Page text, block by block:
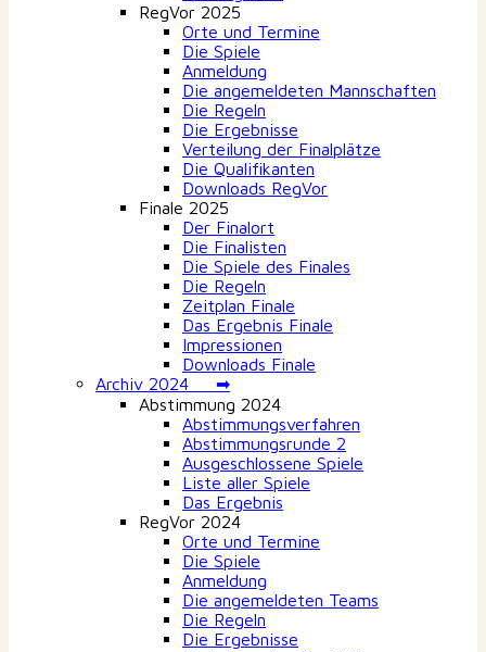
RegVor 2025
Orte und Termine
Die Spiele
Anmeldung
Die angemeldeten Mannschaften
Die Regeln
Die Ergebnisse
Verteilung der Finalplätze
Die Qualifikanten
Downloads RegVor
Finale 2025
Der Finalort
Die Finalisten
Die Spiele des Finales
Die Regeln
Zeitplan Finale
Das Ergebnis Finale
Impressionen
Downloads Finale
Archiv 2024 ➡
Abstimmung 2024
Abstimmungsverfahren
Abstimmungsrunde 2
Ausgeschlossene Spiele
Liste aller Spiele
Das Ergebnis
RegVor 2024
Orte und Termine
Die Spiele
Anmeldung
Die angemeldeten Teams
Die Regeln
Die Ergebnisse